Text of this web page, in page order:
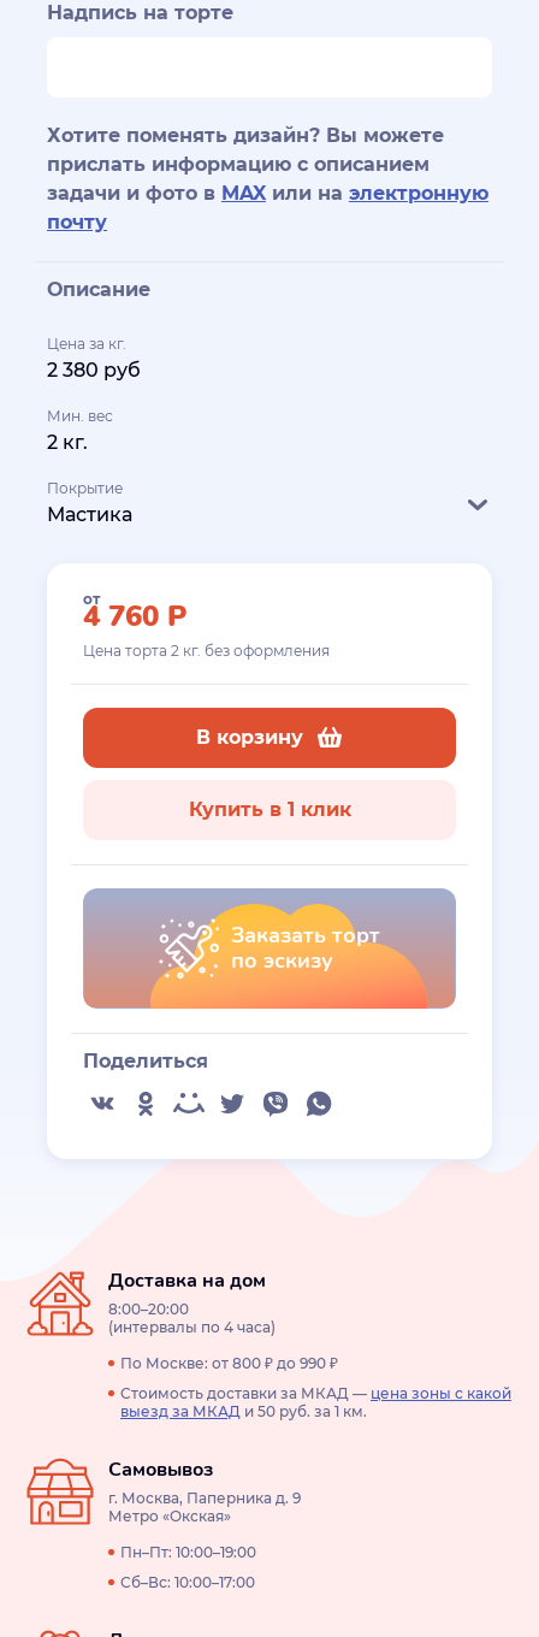
Надпись на торте
Хотите поменять дизайн? Вы можете
прислать информацию с описанием
задачи и фото в MAX или на электронную
почту
Описание
Цена за кг.
2 380 руб
Мин. вес
2 кг.
Покрытие
Мастика
от
4 760 Р
Цена торта 2 кг. без оформления
В корзину
Купить в 1 клик
Заказать торт
по эскизу
Поделиться
Доставка на дом
8:00–20:00
(интервалы по 4 часа)
По Москве: от 800 ₽ до 990 ₽
Стоимость доставки за МКАД — цена зоны с какой
выезд за МКАД и 50 руб. за 1 км.
Самовывоз
г. Москва, Паперника д. 9
Метро «Окская»
Пн–Пт: 10:00–19:00
Сб–Вс: 10:00–17:00